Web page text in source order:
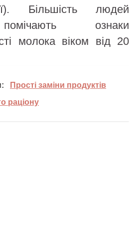
Більшість людей
ознаки
молока віком від 20
Прості заміни продуктів
раціону